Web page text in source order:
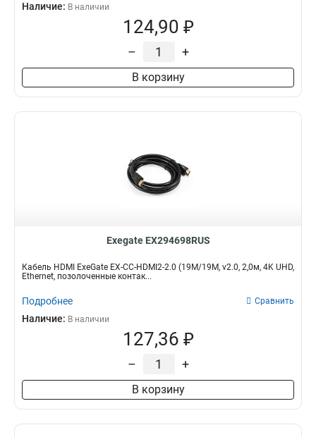
Наличие: В наличии
124,90 ₽
– +
В корзину
Exegate EX294698RUS
Кабель HDMI ExeGate EX-CC-HDMI2-2.0 (19M/19M, v2.0, 2,0м, 4K UHD,
Ethernet, позолоченные контак...
Подробнее Сравнить
Наличие: В наличии
127,36 ₽
– +
В корзину